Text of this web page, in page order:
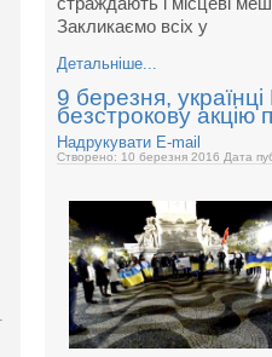
страждають і місцеві
Закликаємо всіх у
Детальніше...
9 березня,
безстрокову акцію
Надрукувати E-mail
Створено: 10 березня 2016 Дата